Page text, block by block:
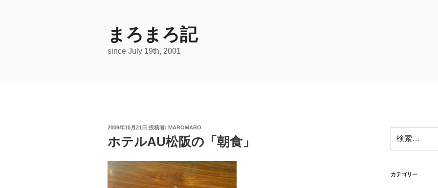
まろまろ記
since July 19th, 2001
投
日:
2009年10月21日 投稿者: MAROMARO
ホテルAU松阪の「朝食」
索:
カテゴリー